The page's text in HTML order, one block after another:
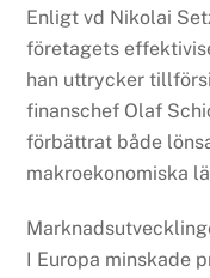
Enligt vd Nikolai
företagets
han uttrycker
finanschef Olaf
förbättrat både
makroekonomiska
I Europa minskade